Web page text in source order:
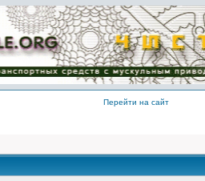
Перейти на сайт